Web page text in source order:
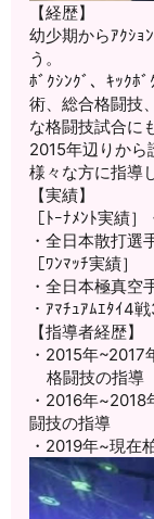
【経歴】
幼少期からｱｸｼｮ
う。
ﾎﾞｸｼﾝｸﾞ、ｷｯｸﾎ
術、総合格闘技
な格闘技試合に
2015年辺りから
様々な方に指導
【実績】
［ﾄｰﾅﾒﾝﾄ実績
・全日本散打選
［ﾜﾝﾏｯﾁ実績］
・全日本極真空
・ｱﾏﾁｭｱﾑｴﾀｲ4
【指導者経歴】
・2015年~2017
格闘技の指導
・2016年~2018
闘技の指導
・2019年~現在